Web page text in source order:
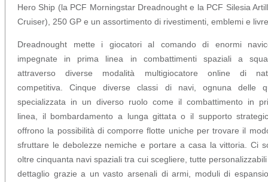
Hero Ship (la PCF Morningstar Dreadnought e la PCF Silesia
Cruiser), 250 GP e un assortimento di rivestimenti, emblemi e
Dreadnought mette i giocatori al comando di enormi
impegnate in prima linea in combattimenti spaziali a
attraverso diverse modalità multigiocatore online di
competitiva. Cinque diverse classi di navi, ognuna delle
specializzata in un diverso ruolo come il combattimento in
linea, il bombardamento a lunga gittata o il supporto
offrono la possibilità di comporre flotte uniche per trovare il
sfruttare le debolezze nemiche e portare a casa la vittoria. Ci
oltre cinquanta navi spaziali tra cui scegliere, tutte
dettaglio grazie a un vasto arsenali di armi, moduli di